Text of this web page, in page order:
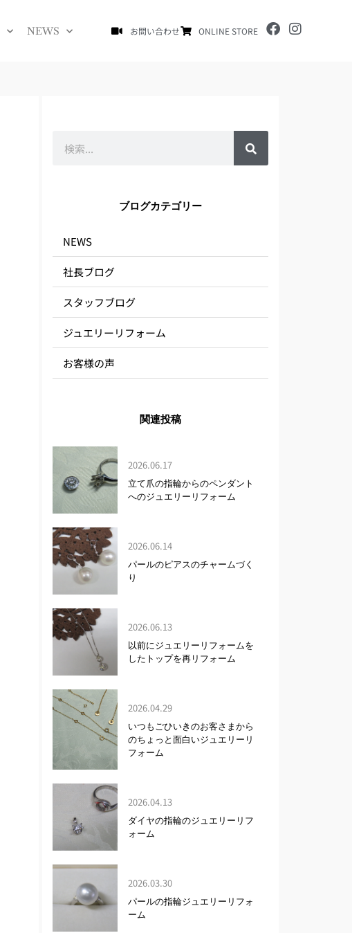
NEWS お問い合わせ ONLINE STORE F
a
I
n
ブログカテゴリー
NEWS
社長ブログ
スタッフブログ
ジュエリーリフォーム
お客様の声
関連投稿
2026.06.17
立て爪の指輪からのペンダント
へのジュエリーリフォーム
2026.06.14
パールのピアスのチャームづく
り
2026.06.13
以前にジュエリーリフォームを
したトップを再リフォーム
2026.04.29
いつもごひいきのお客さまから
のちょっと面白いジュエリーリ
フォーム
2026.04.13
ダイヤの指輪のジュエリーリフ
ォーム
2026.03.30
パールの指輪ジュエリーリフォ
ーム